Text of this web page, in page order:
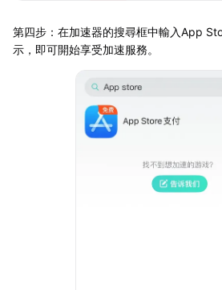
第四步：在加速器的搜尋框中輸入App
示，即可開始享受加速服務。